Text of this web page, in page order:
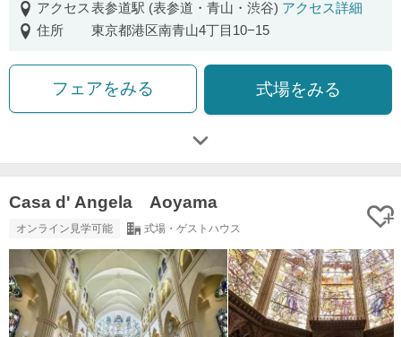
アクセス表参道駅 (表参道・青山・渋谷) アクセス詳細
住所
東京都港区南青山4丁目10−15
フェアをみる 式場をみる
Casa d' Angela Aoyama
オンライン見学可能 式場・ゲストハウス